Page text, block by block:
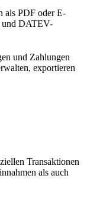
als PDF oder E-
und DATEV-
und Zahlungen
exportieren
Transaktionen
als auch